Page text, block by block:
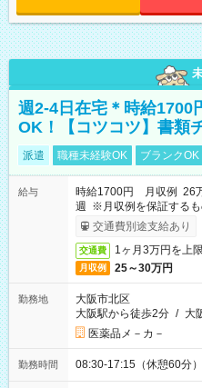
週2-4日在宅＊時給1700
OK！【コツコツ】書類
派遣 職種未経験OK ブランクOK
給与
時給1700円 月収例 26
週 ※月収例を保証するも
交通費別途支給あり
交通費 1ヶ月3万円を上
月収例 25～30万円
勤務地
大阪市北区
大阪駅から徒歩2分 / 大
医薬品メ－カ－
勤務時間 08:30-17:15（休憩60分